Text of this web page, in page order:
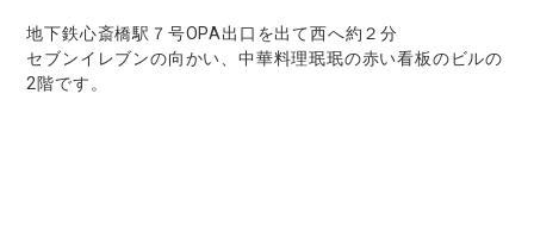
地下鉄心斎橋駅７号OPA出口を出て西へ約２分
セブンイレブンの向かい、中華料理珉珉の赤い看板のビルの
2階です。